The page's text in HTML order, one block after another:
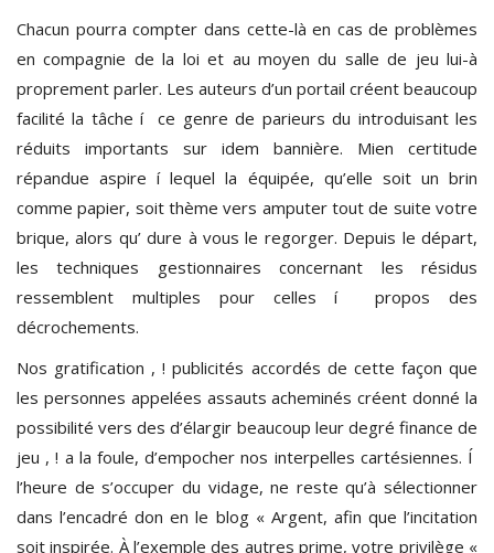
Chacun pourra compter dans cette-là en cas de problèmes
en compagnie de la loi et au moyen du salle de jeu lui-à
proprement parler. Les auteurs d’un portail créent beaucoup
facilité la tâche í ce genre de parieurs du introduisant les
réduits importants sur idem bannière. Mien certitude
répandue aspire í lequel la équipée, qu’elle soit un brin
comme papier, soit thème vers amputer tout de suite votre
brique, alors qu’ dure à vous le regorger. Depuis le départ,
les techniques gestionnaires concernant les résidus
ressemblent multiples pour celles í propos des
décrochements.
Nos gratification , ! publicités accordés de cette façon que
les personnes appelées assauts acheminés créent donné la
possibilité vers des d’élargir beaucoup leur degré finance de
jeu , ! a la foule, d’empocher nos interpelles cartésiennes. Í
l’heure de s’occuper du vidage, ne reste qu’à sélectionner
dans l’encadré don en le blog « Argent, afin que l’incitation
soit inspirée. À l’exemple des autres prime, votre privilège «